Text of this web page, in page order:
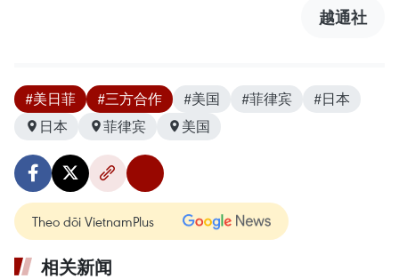
越通社
#美日菲 #三方合作 #美国 #菲律宾
#日本
日本
菲律宾 美国
Theo dõi VietnamPlus
相关新闻